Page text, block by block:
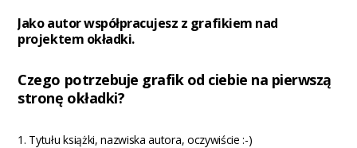
Jako autor współpracujesz z grafikiem nad
projektem okładki.
Czego potrzebuje grafik od ciebie na pierwszą
stronę okładki?
1. Tytułu książki, nazwiska autora, oczywiście :-)